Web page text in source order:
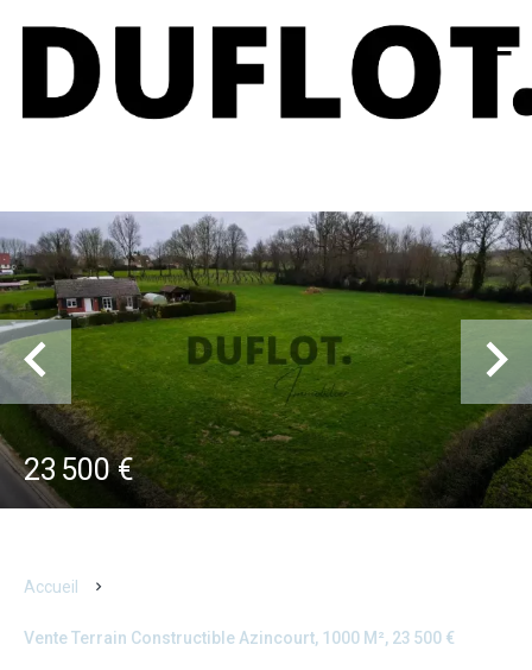
23 500 €
Accueil
Vente Terrain Constructible Azincourt, 1000 M², 23 500 €